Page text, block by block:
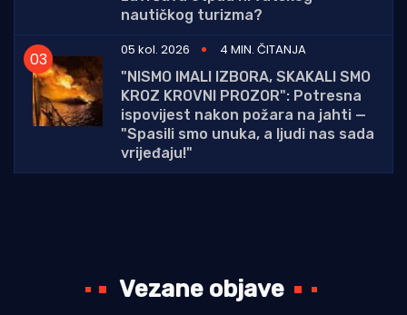
nautičkog turizma?
05 kol. 2026
4 MIN. ČITANJA
"NISMO IMALI IZBORA, SKAKALI SMO
KROZ KROVNI PROZOR": Potresna
ispovijest nakon požara na jahti —
"Spasili smo unuka, a ljudi nas sada
vrijeđaju!"
Vezane objave